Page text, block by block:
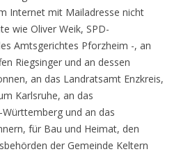
Internet mit Mailadresse nicht
wie Oliver Weik, SPD-
Amtsgerichtes Pforzheim -, an
Riegsinger und an dessen
an das Landratsamt Enzkreis,
Karlsruhe, an das
und an das
für Bau und Heimat, den
der Gemeinde Keltern